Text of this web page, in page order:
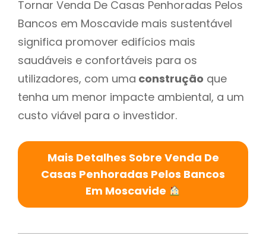
Tornar Venda De Casas Penhoradas Pelos
Bancos em Moscavide mais sustentável
significa promover edifícios mais
saudáveis e confortáveis para os
utilizadores, com uma construção que
tenha um menor impacte ambiental, a um
custo viável para o investidor.
Mais Detalhes Sobre Venda De
Casas Penhoradas Pelos Bancos
Em Moscavide